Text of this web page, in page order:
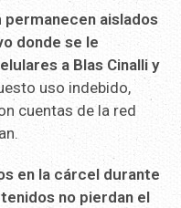
permanecen aislados
donde se le
a Blas Cinalli y
uso indebido,
cuentas de la red
en la cárcel durante
no pierdan el